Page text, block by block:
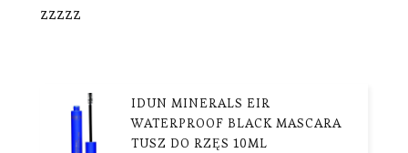
zzzzz
IDUN MINERALS EIR
WATERPROOF BLACK MASCARA
TUSZ DO RZĘS 10ML